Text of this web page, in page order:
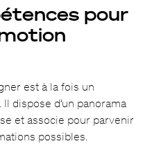
pour
est à la fois un
dispose d’un panorama
et associe pour parvenir
possibles.